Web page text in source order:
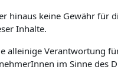
hinaus keine Gewähr
Inhalte.
alleinige Verantwortung
im Sinne des